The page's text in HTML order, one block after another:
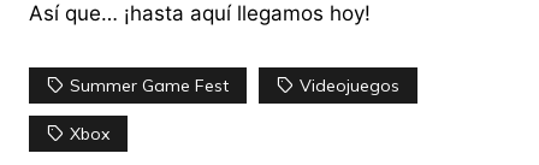
Así que… ¡hasta aquí llegamos hoy!
Summer Game Fest Videojuegos
Xbox